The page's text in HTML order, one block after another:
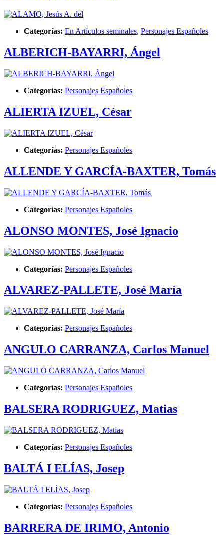
Categorías: En Artículos seminales, Personajes Españoles
ALBERICH-BAYARRI, Ángel
Categorías: Personajes Españoles
ALIERTA IZUEL, César
Categorías: Personajes Españoles
ALLENDE Y GARCÍA-BAXTER, Tomás
Categorías: Personajes Españoles
ALONSO MONTES, José Ignacio
Categorías: Personajes Españoles
ALVAREZ-PALLETE, José María
Categorías: Personajes Españoles
ANGULO CARRANZA, Carlos Manuel
Categorías: Personajes Españoles
BALSERA RODRIGUEZ, Matias
Categorías: Personajes Españoles
BALTÁ I ELÍAS, Josep
Categorías: Personajes Españoles
BARRERA DE IRIMO, Antonio